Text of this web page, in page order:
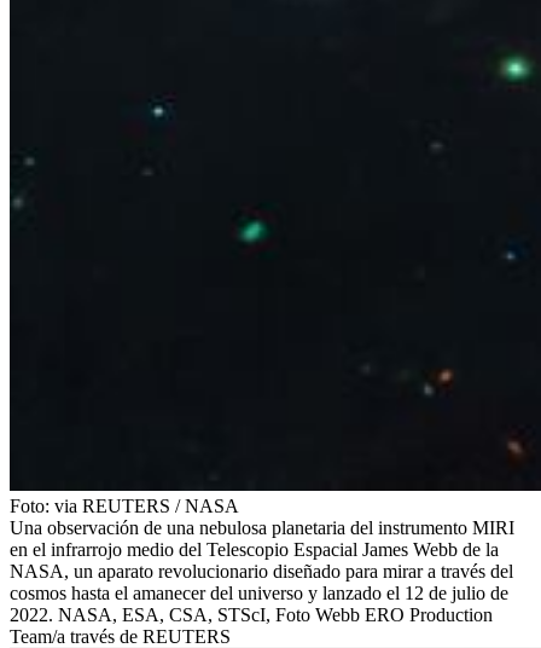
Foto: via REUTERS /NASA
Una observación de una nebulosa planetaria del instrumento MIRI
en el infrarrojo medio del Telescopio Espacial James Webb de la
NASA, un aparato revolucionario diseñado para mirar a través del
cosmos hasta el amanecer del universo y lanzado el 12 de julio de
2022. NASA, ESA, CSA, STScI, Foto Webb ERO Production
Team/a través de REUTERS